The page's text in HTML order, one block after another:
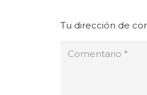
Tu dirección de